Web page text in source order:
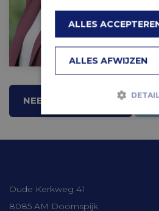
(0525) 66 06
NEEM CONTACT OP
Oude Kerkweg 41
8085 AM Doornspijk
ALLES
ALLES AFWIJZEN
Strikt noodzakelijke cookies
kernfunctionaliteiten van de